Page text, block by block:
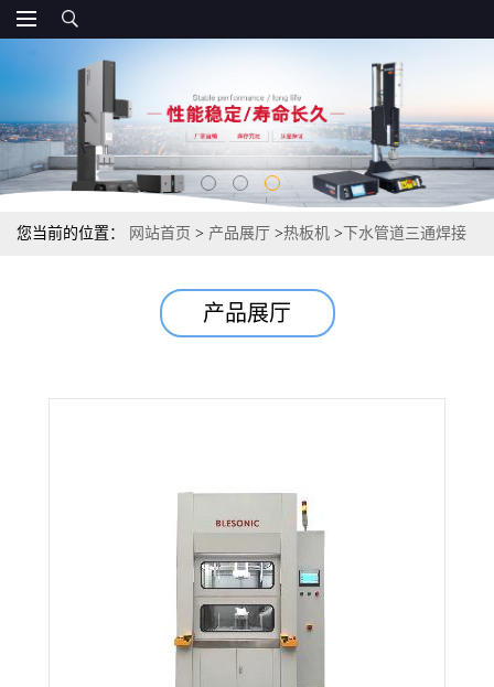
您当前的位置： 网站首页 > 产品展厅 >热板机 > 下水管道三通焊接
产品展厅